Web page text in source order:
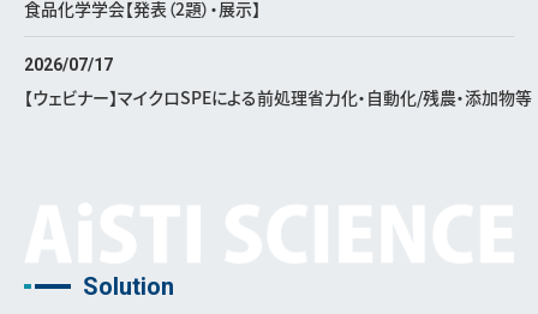
食品化学学会【発表（2題）・展示】
2026/07/17
【ウェビナー】マイクロSPEによる前処理省力化・自動化/残農・添加物等
Solution